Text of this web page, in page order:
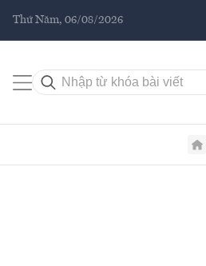
Thứ Năm, 06/08/2026